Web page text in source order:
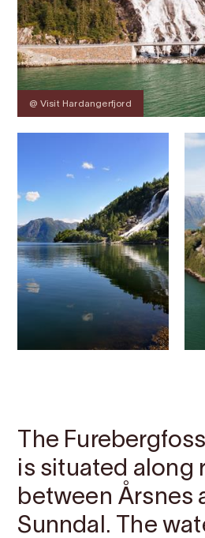
@ Visit Hardangerfjord
The
is situated along
between Årsnes
Sunndal. The